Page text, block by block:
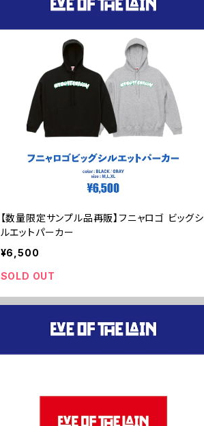
【数量限定サンプル品再販】フニャロゴ ビッグシ
ルエットパーカー
¥6,500
SOLD OUT